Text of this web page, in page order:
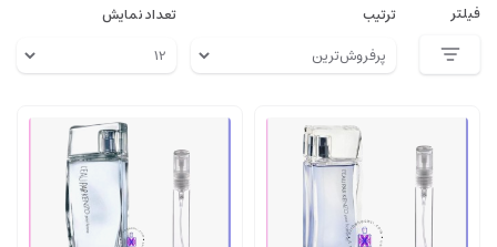
فیلتر ترتیب تعداد نمایش